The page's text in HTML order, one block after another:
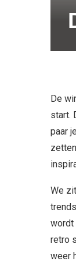
De
start.
paar
We
wordt
retro
weer